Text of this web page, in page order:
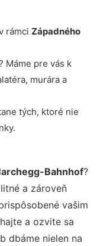
rámci Západného
Máme pre vás k
murára a
tých, ktoré nie
Bahnhof?
a zároveň
vašim
a ozvite sa
dbáme nielen na